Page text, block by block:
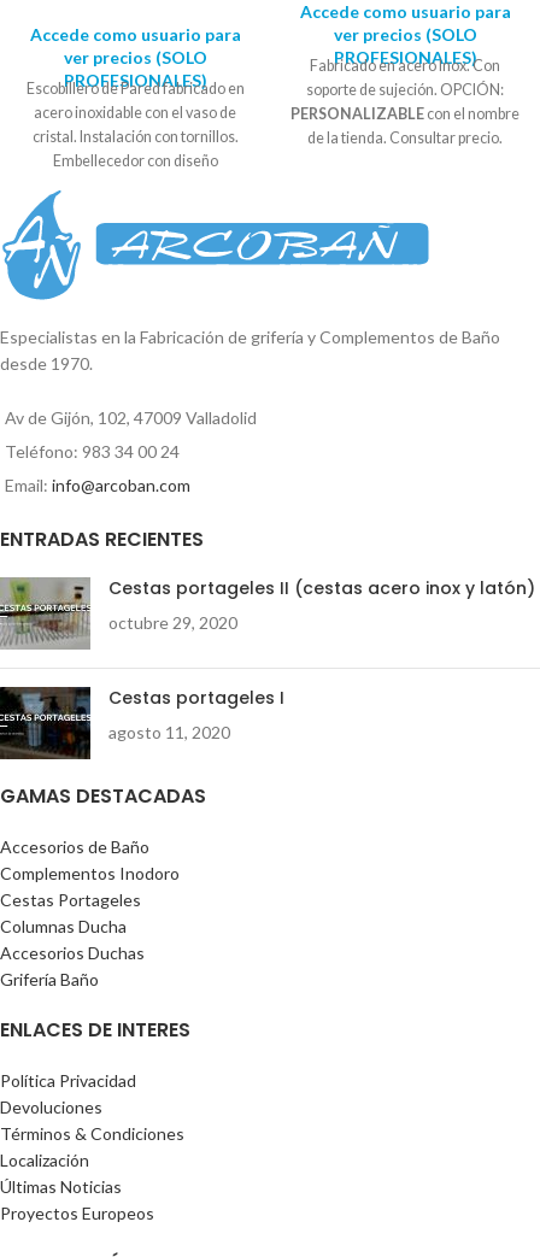
Accede como usuario para
ver precios (SOLO
PROFESIONALES)
Escobillero de Pared fabricado en
acero inoxidable con el vaso de
cristal. Instalación con tornillos.
Embellecedor con diseño
expositora. Soporte a la pared : 5cm
x 5cm Alto total: 37,2cm. Ancho
vaso: 11,5cm
vídeo
Accede como usuario para
ver precios (SOLO
PROFESIONALES)
Fabricado en acero Inox. Con
soporte de sujeción. OPCIÓN:
PERSONALIZABLE con el nombre
de la tienda. Consultar precio.
Especialistas en la Fabricación de grifería y Complementos de Baño
desde 1970.
Av de Gijón, 102, 47009 Valladolid
Teléfono: 983 34 00 24
Email: info@arcoban.com
ENTRADAS RECIENTES
Cestas portageles II (cestas acero inox y latón)
octubre 29, 2020
Cestas portageles I
agosto 11, 2020
GAMAS DESTACADAS
Accesorios de Baño
Complementos Inodoro
Cestas Portageles
Columnas Ducha
Accesorios Duchas
Grifería Baño
ENLACES DE INTERES
Política Privacidad
Devoluciones
Términos & Condiciones
Localización
Últimas Noticias
Proyectos Europeos